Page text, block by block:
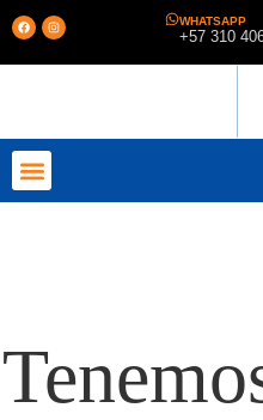
WHATSAPP
+57 310